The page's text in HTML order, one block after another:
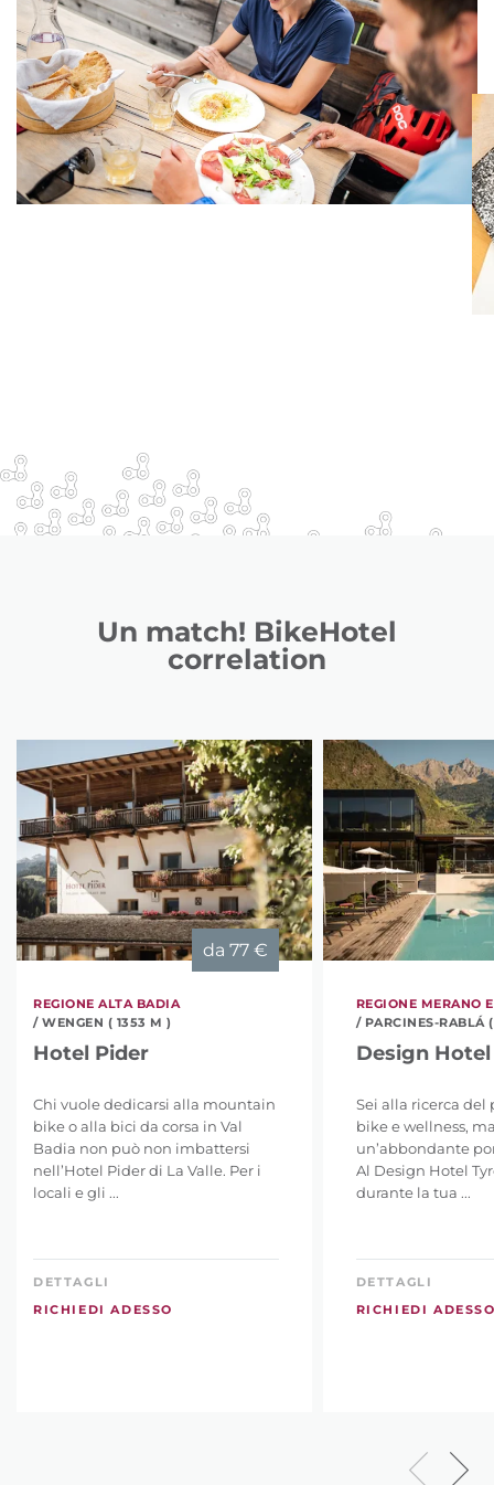
Un match! BikeHotel
correlation
da 77 €
REGIONE ALTA BADIA
/ WENGEN ( 1353 M )
Hotel Pider
Chi vuole dedicarsi alla mountain
bike o alla bici da corsa in Val
Badia non può non imbattersi
nell’Hotel Pider di La Valle. Per i
locali e gli ...
DETTAGLI
RICHIEDI ADESSO
REGIONE MERANO
/ PARCINES-RABLÁ
Design
Sei alla ricerca del
bike e wellness,
un’abbondante
Al Design Hotel
durante la tua ...
DETTAGLI
RICHIEDI